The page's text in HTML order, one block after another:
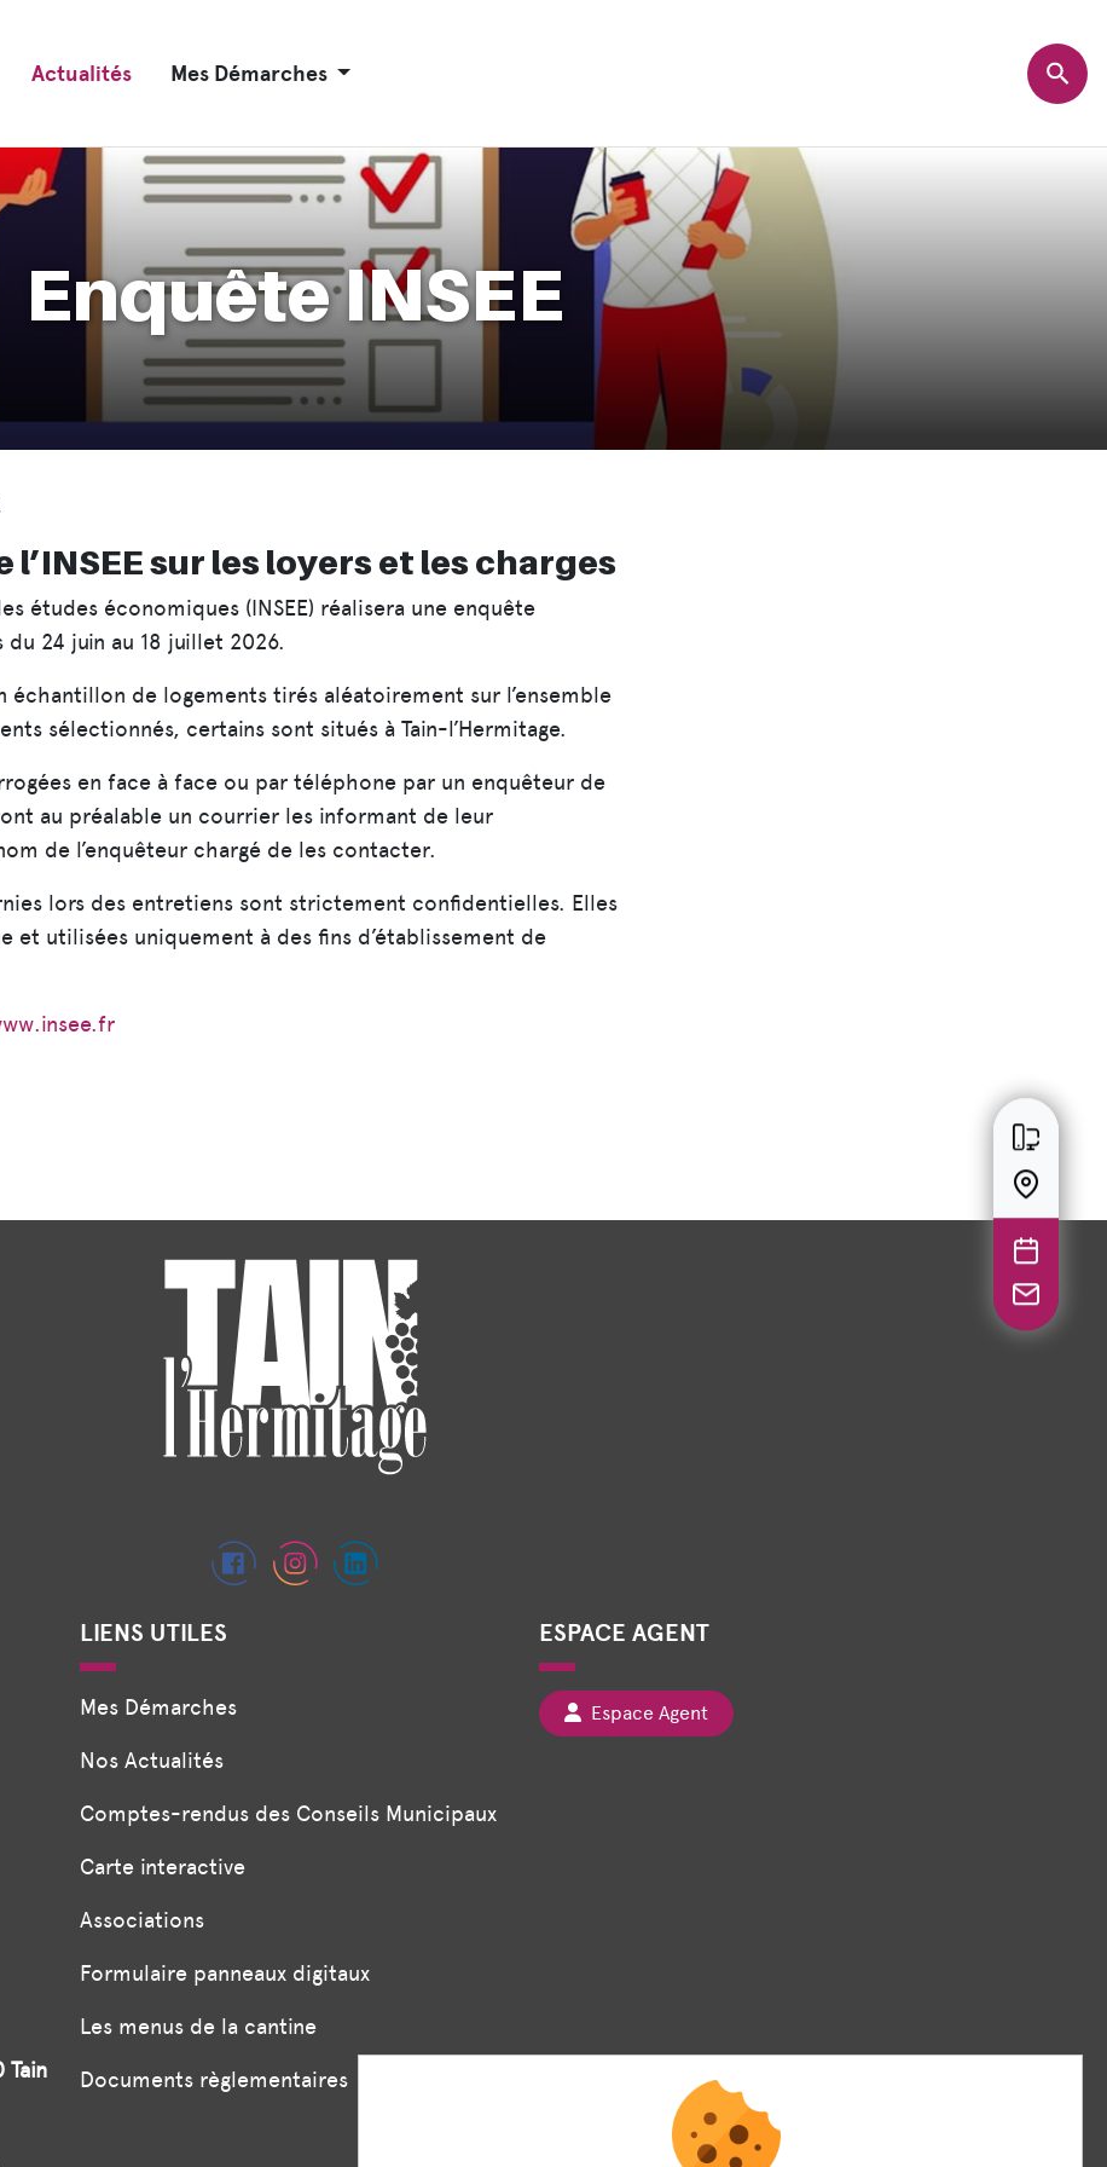
Actualités Mes Démarches
Enquête INSEE
sur les loyers et les charges
études économiques (INSEE) réalisera une enquête
24 juin au 18 juillet 2026.
échantillon de logements tirés aléatoirement sur l’ensemble
sélectionnés, certains sont situés à Tain-l’Hermitage.
en face à face ou par téléphone par un enquêteur de
au préalable un courrier les informant de leur
de l’enquêteur chargé de les contacter.
lors des entretiens sont strictement confidentielles. Elles
utilisées uniquement à des fins d’établissement de
Tain
LIENS UTILES
Mes Démarches
Nos Actualités
Comptes-rendus des Conseils Municipaux
Carte interactive
Associations
Formulaire panneaux digitaux
Les menus de la cantine
Documents règlementaires
ESPACE AGENT
Espace Agent